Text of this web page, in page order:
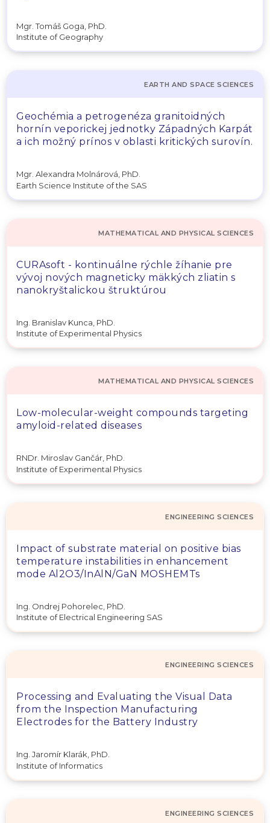
Mgr. Tomáš Goga, PhD.
Institute of Geography
EARTH AND SPACE SCIENCES
Geochémia a petrogenéza granitoidných
hornín veporickej jednotky Západných Karpát
a ich možný prínos v oblasti kritických surovín.
Mgr. Alexandra Molnárová, PhD.
Earth Science Institute of the SAS
MATHEMATICAL AND PHYSICAL SCIENCES
CURAsoft - kontinuálne rýchle žíhanie pre
vývoj nových magneticky mäkkých zliatin s
nanokryštalickou štruktúrou
Ing. Branislav Kunca, PhD.
Institute of Experimental Physics
MATHEMATICAL AND PHYSICAL SCIENCES
Low-molecular-weight compounds targeting
amyloid-related diseases
RNDr. Miroslav Gančár, PhD.
Institute of Experimental Physics
ENGINEERING SCIENCES
Impact of substrate material on positive bias
temperature instabilities in enhancement
mode Al2O3/InAlN/GaN MOSHEMTs
Ing. Ondrej Pohorelec, PhD.
Institute of Electrical Engineering SAS
ENGINEERING SCIENCES
Processing and Evaluating the Visual Data
from the Inspection Manufacturing
Electrodes for the Battery Industry
Ing. Jaromír Klarák, PhD.
Institute of Informatics
ENGINEERING SCIENCES